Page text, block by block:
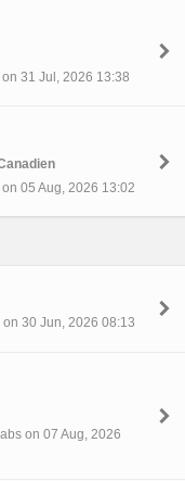
31 Jul, 2026 13:38
05 Aug, 2026 13:02
30 Jun, 2026 08:13
on 07 Aug, 2026